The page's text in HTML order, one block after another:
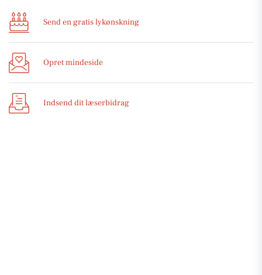
Send en gratis lykønskning
Opret mindeside
Indsend dit læserbidrag